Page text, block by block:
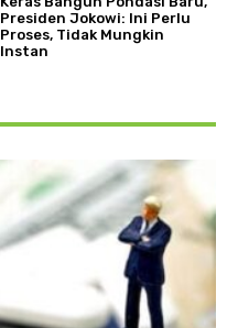
Presiden Jokowi: Ini Perlu
Proses, Tidak Mungkin
Instan